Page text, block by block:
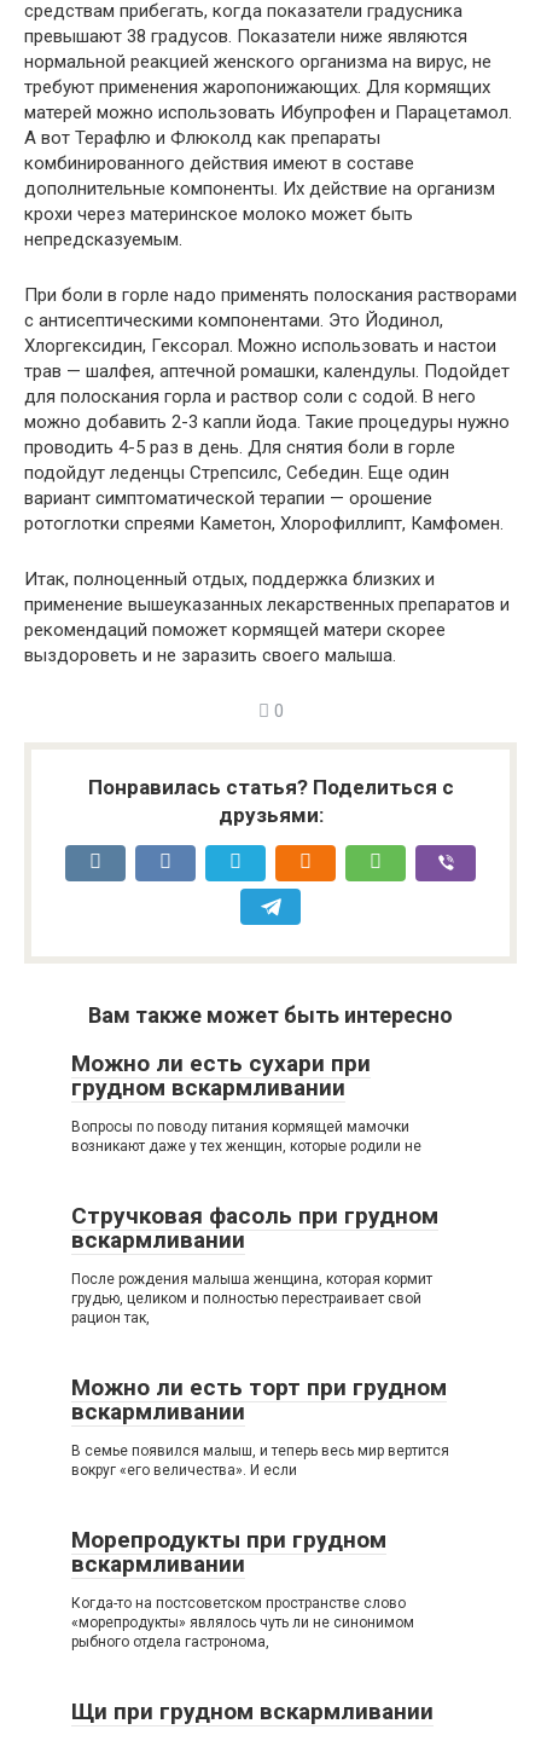
средствам прибегать, когда показатели градусника
превышают 38 градусов. Показатели ниже являются
нормальной реакцией женского организма на вирус, не
требуют применения жаропонижающих. Для кормящих
матерей можно использовать Ибупрофен и Парацетамол.
А вот Терафлю и Флюколд как препараты
комбинированного действия имеют в составе
дополнительные компоненты. Их действие на организм
крохи через материнское молоко может быть
непредсказуемым.
При боли в горле надо применять полоскания растворами
с антисептическими компонентами. Это Йодинол,
Хлоргексидин, Гексорал. Можно использовать и настои
трав — шалфея, аптечной ромашки, календулы. Подойдет
для полоскания горла и раствор соли с содой. В него
можно добавить 2-3 капли йода. Такие процедуры нужно
проводить 4-5 раз в день. Для снятия боли в горле
подойдут леденцы Стрепсилс, Себедин. Еще один
вариант симптоматической терапии — орошение
ротоглотки спреями Каметон, Хлорофиллипт, Камфомен.
Итак, полноценный отдых, поддержка близких и
применение вышеуказанных лекарственных препаратов и
рекомендаций поможет кормящей матери скорее
выздороветь и не заразить своего малыша.
0
Понравилась статья? Поделиться с
друзьями:
Вам также может быть интересно
Можно ли есть сухари при
грудном вскармливании
Вопросы по поводу питания кормящей мамочки
возникают даже у тех женщин, которые родили не
Стручковая фасоль при грудном
вскармливании
После рождения малыша женщина, которая кормит
грудью, целиком и полностью перестраивает свой
рацион так,
Можно ли есть торт при грудном
вскармливании
В семье появился малыш, и теперь весь мир вертится
вокруг «его величества». И если
Морепродукты при грудном
вскармливании
Когда-то на постсоветском пространстве слово
«морепродукты» являлось чуть ли не синонимом
рыбного отдела гастронома,
Щи при грудном вскармливании